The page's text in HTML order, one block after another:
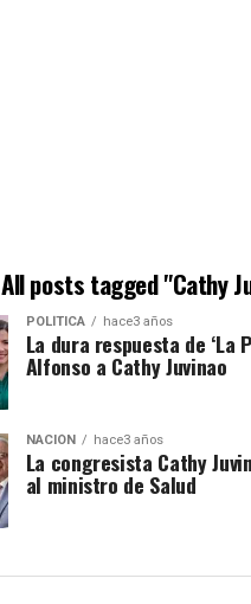
All posts tagged "Cathy
POLÍTICA hace3 años
La dura respuesta de ‘La
Alfonso a Cathy Juvinao
NACIÓN hace3 años
La congresista Cathy
al ministro de Salud